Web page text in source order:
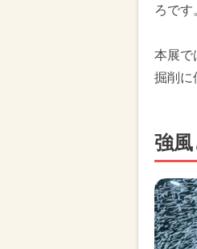
ろです
本展で
掘削に
強